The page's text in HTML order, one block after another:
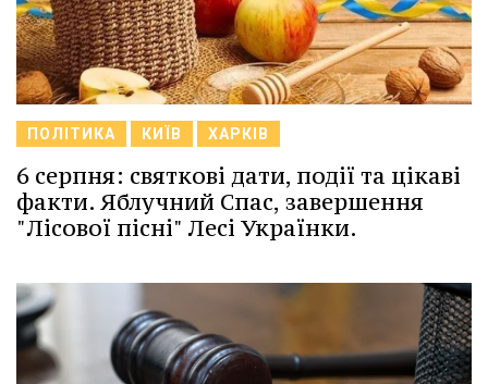
ПОЛІТИКА КИЇВ ХАРКІВ
6 серпня: святкові дати, події та цікаві
факти. Яблучний Спас, завершення
"Лісової пісні" Лесі Українки.